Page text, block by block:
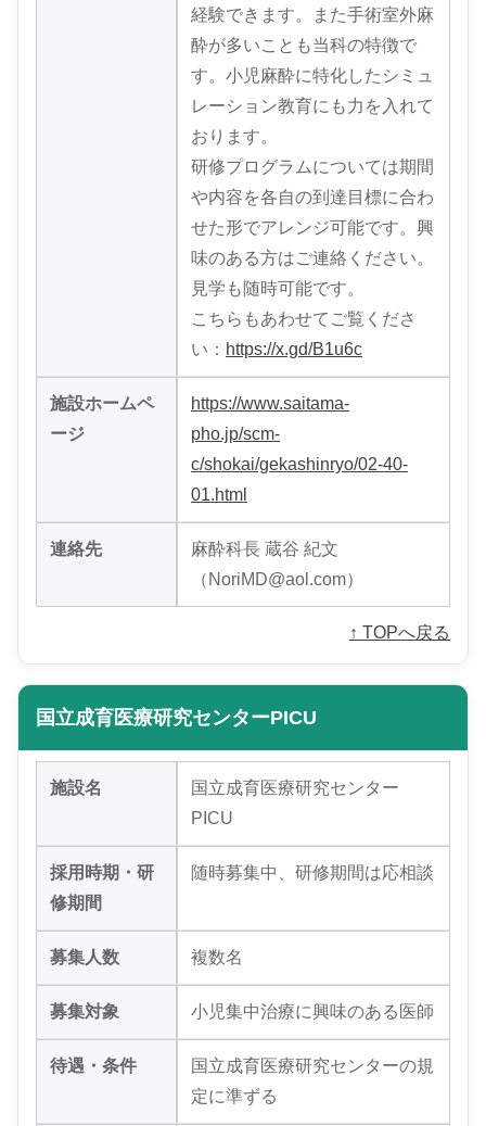
経験できます。また手術室外麻
酔が多いことも当科の特徴で
す。小児麻酔に特化したシミュ
レーション教育にも力を入れて
おります。
研修プログラムについては期間
や内容を各自の到達目標に合わ
せた形でアレンジ可能です。興
味のある方はご連絡ください。
見学も随時可能です。
こちらもあわせてご覧くださ
い： https://x.gd/B1u6c
施設ホームペ
ージ
https://www.saitama-
pho.jp/scm-
c/shokai/gekashinryo/02-40-
01.html
連絡先
麻酔科長 蔵谷 紀文
（NoriMD@aol.com）
↑ TOPへ戻る
国立成育医療研究センターPICU
施設名
国立成育医療研究センター
PICU
採用時期・研
修期間
随時募集中、研修期間は応相談
募集人数 複数名
募集対象 小児集中治療に興味のある医師
待遇・条件
国立成育医療研究センターの規
定に準ずる